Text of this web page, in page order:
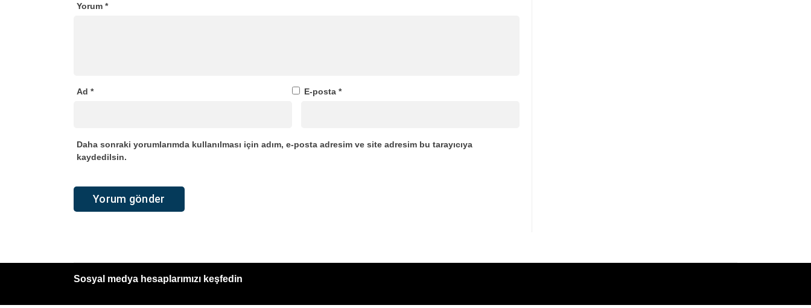
Yorum *
Ad * E-posta *
Daha sonraki yorumlarımda kullanılması için adım, e-posta adresim ve site adresim bu tarayıcıya
kaydedilsin.
Sosyal medya hesaplarımızı keşfedin